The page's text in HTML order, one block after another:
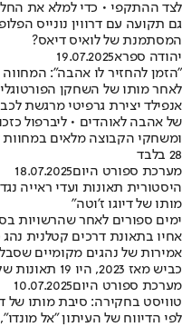
לצד ההתקפי • כדי למלא את
גם תקועה עם דרווין נונייס
המסתמנת של לואיס דיאס?
יהודה ספרא19.07.2025
"הזמן להחזיר לו אהבה": המחווה
לאחר מותו של השחקן
אנפילד יצירת גרפיטי מרגשת
ומשחקי הקבוצה מלאים במחוות
28 בלבד
מערכת ספורט היום18.07.2025
היסטורית תאונות ועדי ראייה
מותו של דיוגו ז'וטה"
ימים ספורים לאחר שהרשויות
אחיו בתאונת דרכים קטלנית
אמירות של נהגים מקומיים
כביש מאז 2023, היו 19 תאונות שקיפחו את חייהם של 28 בני אדם
מערכת ספורט היום10.07.2025
טוויסט בחקירה: סיבת מותו של
לפי הדיווח של העיתון "אל